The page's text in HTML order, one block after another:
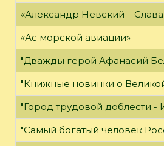
«Александр Невский –
«Ас морской авиации»
"Дважды герой Афанасий
"Книжные новинки о
"Город трудовой доблести -
"Самый богатый человек